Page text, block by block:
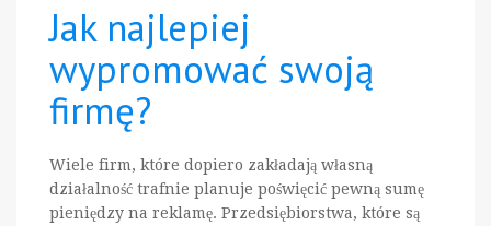
Jak najlepiej
wypromować swoją
firmę?
Wiele firm, które dopiero zakładają własną
działalność trafnie planuje poświęcić pewną sumę
pieniędzy na reklamę. Przedsiębiorstwa, które są